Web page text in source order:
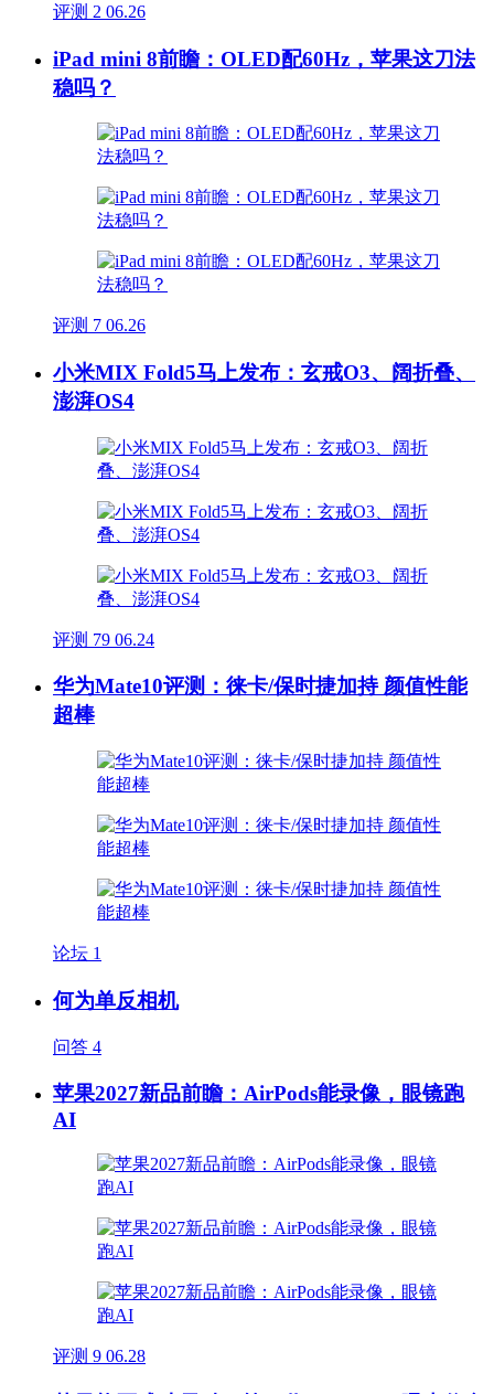
评测 2 06.26
iPad mini 8前瞻：OLED配60Hz，苹果这刀法
稳吗？
评测 7 06.26
小米MIX Fold5马上发布：玄戒O3、阔折叠、
澎湃OS4
评测 79 06.24
华为Mate10评测：徕卡/保时捷加持 颜值性能
超棒
论坛 1
何为单反相机
问答 4
苹果2027新品前瞻：AirPods能录像，眼镜跑
AI
评测 9 06.28